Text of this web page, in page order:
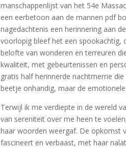
manschappenlijst van het 54e
een eerbetoon aan de mannen pdf
nagedachtenis een herinnering aan
voorlopig bleef het een spookachtig,
belofte van wonderen en terreuren
kwaliteit, met gebeurtenissen en
gratis half herinnerde nachtmerrie
beetje onhandig, maar de
Terwijl ik me verdiepte in de wereld
van sereniteit over me heen te
haar woorden weergaf. De opkomst
fascineert en verbaast, met haar